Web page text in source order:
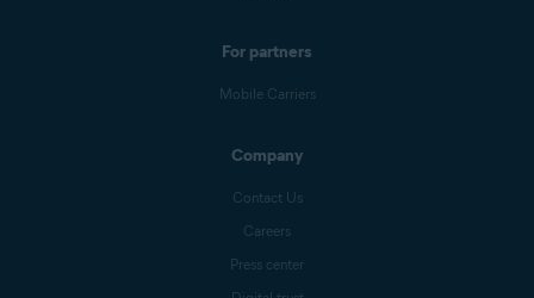
For partners
Mobile Carriers
Company
Contact Us
Careers
Press center